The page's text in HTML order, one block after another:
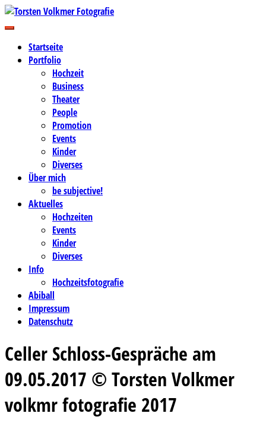
Zum
Inhalt
Torsten Volkmer Fotografie
Business-, Portrait- und Hochzeitsfotografie
Startseite
Portfolio
Hochzeit
Business
Theater
People
Promotion
Events
Kinder
Diverses
Über mich
be subjective!
Aktuelles
Hochzeiten
Events
Kinder
Diverses
Info
Hochzeitsfotografie
Abiball
Impressum
Datenschutz
Celler Schloss-Gespräche am
09.05.2017 © Torsten Volkmer
volkmr fotografie 2017